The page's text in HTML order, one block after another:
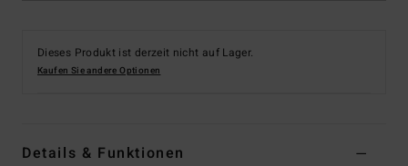
Dieses Produkt ist derzeit nicht auf Lager.
Kaufen Sie andere Optionen
Details & Funktionen